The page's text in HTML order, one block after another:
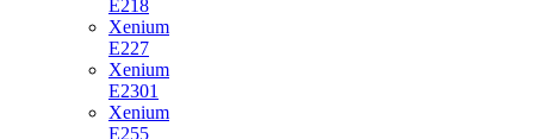
E218
Xenium
E227
Xenium
E2301
Xenium
E255